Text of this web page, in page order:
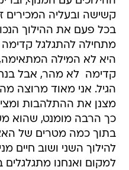
קשישה ובעליה המכירים
בכל פעם את ההילוך
מתחילה להתגלגל קדימה
היא לא המילה
קדימה  לא מהר, אבל
הגיל. אני מאוד מרוצה
מצנן את ההתלהבות
כך הרבה מומנט, שהוא
בתוך כמה מטרים של
להילוך השני ושוב חיים
למקום ואנחנו מתגלגלים